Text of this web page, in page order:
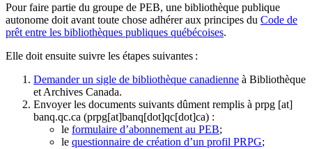
Pour faire partie du groupe de PEB, une bibliothèque publique
autonome doit avant toute chose adhérer aux principes du Code de
prêt entre les bibliothèques publiques québécoises.
Elle doit ensuite suivre les étapes suivantes :
Demander un sigle de bibliothèque canadienne à Bibliothèque
et Archives Canada.
Envoyer les documents suivants dûment remplis à prpg [at]
banq.qc.ca (prpg[at]banq[dot]qc[dot]ca) :
le formulaire d’abonnement au PEB;
le questionnaire de création d’un profil PRPG;